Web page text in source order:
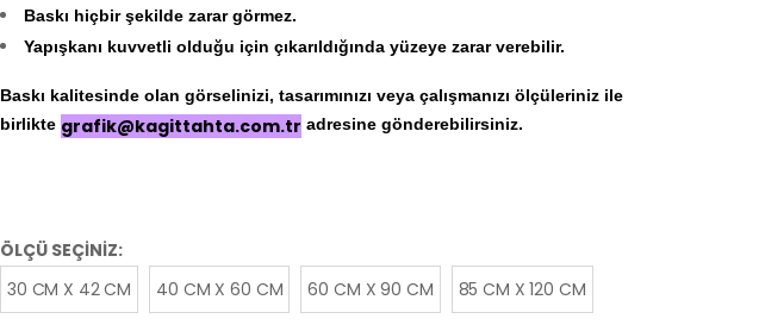
Baskı hiçbir şekilde zarar görmez.
Yapışkanı kuvvetli olduğu için çıkarıldığında yüzeye zarar verebilir.
Baskı kalitesinde olan görselinizi, tasarımınızı veya çalışmanızı ölçüleriniz ile
birlikte grafik@kagittahta.com.tr adresine gönderebilirsiniz.
ÖLÇÜ SEÇİNİZ:
30 CM X 42 CM
40 CM X 60 CM 60 CM X 90 CM 85 CM X 120 CM